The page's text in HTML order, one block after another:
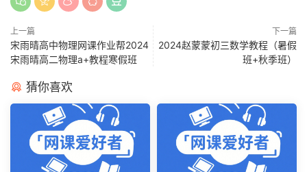
上一篇
宋雨晴高中物理网课作业帮2024
宋雨晴高二物理a+教程寒假班
下一篇
2024赵蒙蒙初三数学教程（暑假
班+秋季班）
猜你喜欢